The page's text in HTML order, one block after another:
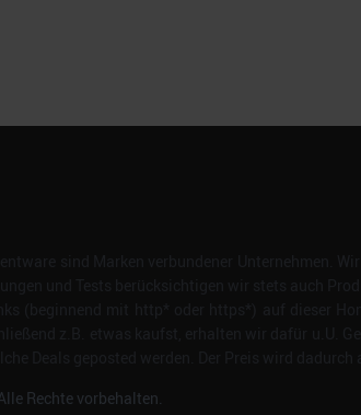
Rechte vorbehalten.